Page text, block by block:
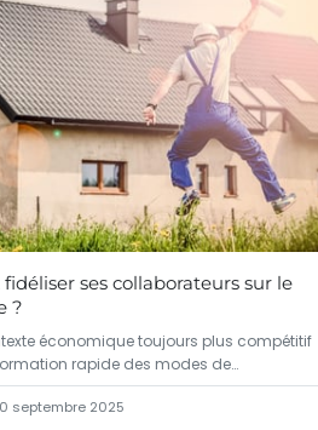
ses collaborateurs sur le
?
économique toujours plus compétitif
rapide des modes de…
septembre 2025